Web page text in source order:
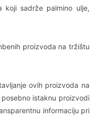
koji sadrže palmino ulje,
proizvoda na tržištu
ovih proizvoda na
istaknu proizvodi
informaciju pri